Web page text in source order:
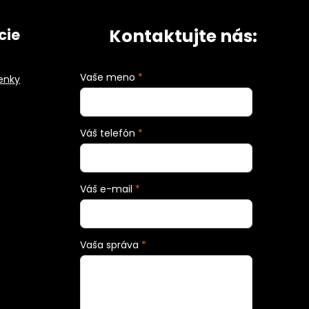
Kontaktujte nás:
Vaše meno *
Váš telefón *
Váš e-mail *
Vaša správa *